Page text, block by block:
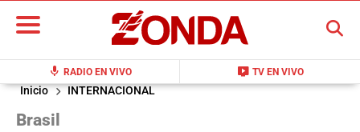
mic RADIO EN VIVO live_tv TV EN VIVO
BUSCAR
Inicio INTERNACIONAL
Brasil